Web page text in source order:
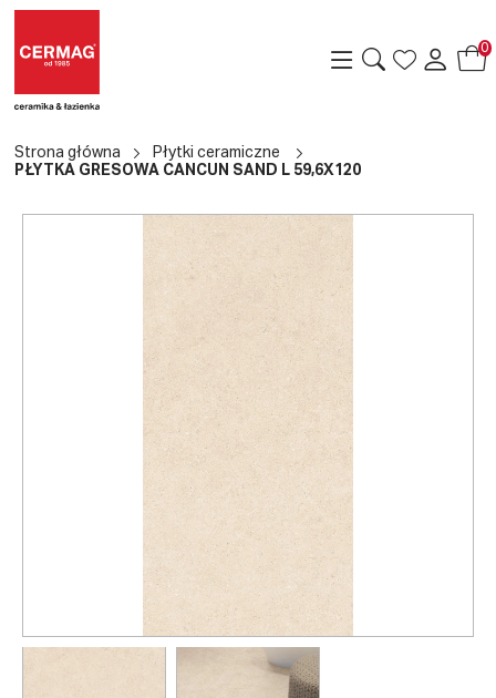
0
Strona główna
Płytki ceramiczne
PŁYTKA GRESOWA CANCUN SAND L 59,6X120